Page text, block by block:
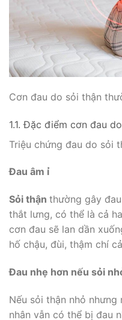
Cơn đau do sỏi thận
1.1. Đặc điểm cơn đau
Triệu chứng đau do sỏi
Đau âm ỉ
Sỏi thận thường gây
thắt lưng, có thể là cả
cơn đau sẽ lan dần
hố chậu, đùi, thậm chí
Đau nhẹ hơn nếu sỏi
Nếu sỏi thận nhỏ
nhân vẫn có thể bị đau